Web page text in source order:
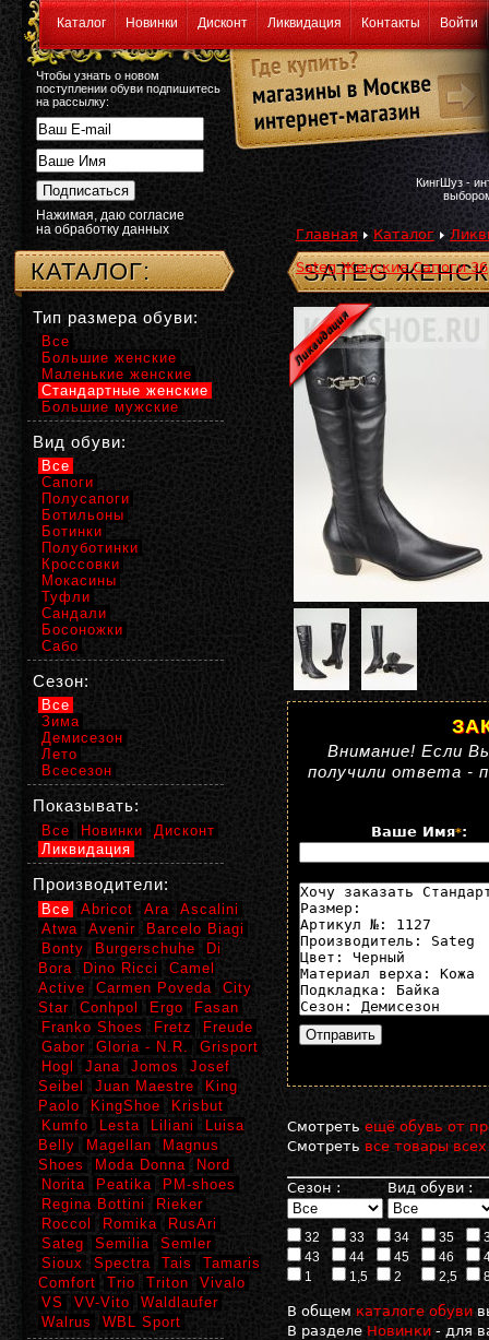
Каталог Новинки Дисконт Ликвидация Контакты Войти
Чтобы узнать о новом
поступлении обуви подпишитесь
на рассылку:
Нажимая, даю согласие
на обработку данных
КингШуз -
Главная Каталог
Sateg Женские Сапоги
SATEG
Внимание! Если
получили ответа -
Ваше Имя*:
Смотреть ещё обувь от
Смотреть все товары
Сезон : Вид обуви :
32 33 34 35
43
44 45 46
1
1,5 2 2,5
В общем каталоге обуви
В разделе Новинки - для
КАТАЛОГ:
Тип размера обуви:
Все
Большие женские
Маленькие женские
Стандартные женские
Большие мужские
Вид обуви:
Все
Сапоги
Полусапоги
Ботильоны
Ботинки
Полуботинки
Кроссовки
Мокасины
Туфли
Сандали
Босоножки
Сабо
Сезон:
Все
Зима
Демисезон
Лето
Всесезон
Показывать:
Все Новинки
Дисконт
Ликвидация
Производители:
Все Abricot Ara
Ascalini
Atwa
Avenir
Barcelo Biagi
Bonty
Burgerschuhe
Di
Bora
Dino Ricci
Camel
Active
Carmen Poveda
City
Star
Conhpol Ergo
Fasan
Franko Shoes
Fretz
Freude
Gabor
Gloria - N.R.
Grisport
Hogl
Jana Jomos
Josef
Seibel
Juan Maestre
King
Paolo
KingShoe
Krisbut
Kumfo
Lesta Liliani
Luisa
Belly
Magellan
Magnus
Shoes
Moda Donna
Nord
Norita
Peatika
PM-shoes
Regina Bottini
Rieker
Roccol
Romika
RusAri
Sateg
Semilia
Semler
Sioux
Spectra Tais
Tamaris
Comfort
Trio Triton
Vivalo
VS
VV-Vito
Waldlaufer
Walrus
WBL Sport